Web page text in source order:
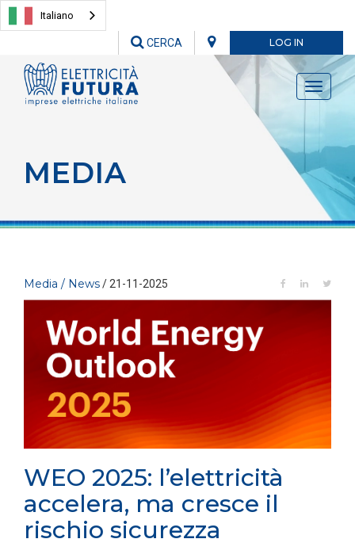
Italiano
LOG IN
CERCA
Toggle
MEDIA
Media / News/ 21-11-2025
WEO 2025: l’elettricità
accelera, ma cresce il
rischio sicurezza